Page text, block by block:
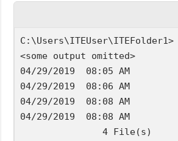
<some output omitted>
04/29/2019  08:05 AM
04/29/2019  08:06 AM
04/29/2019  08:08 AM
04/29/2019  08:08 AM
4 File(s)